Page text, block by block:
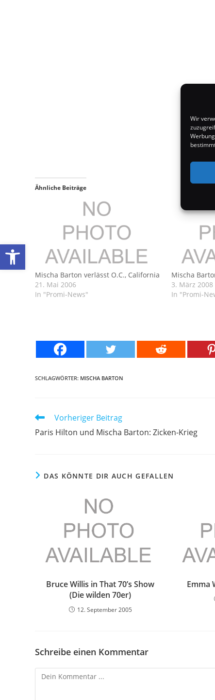
Werkzeugleiste öffnen
Wir
Ähnliche Beiträge
Mischa Barton verlässt O.C., California
21. Mai 2006
In "Promi-News"
Mischa
3. März 2008
In "Promi-
SCHLAGWÖRTER: MISCHA BARTON
Weitere
ansehen
Vorheriger Beitrag
Paris Hilton und Mischa Barton: Zicken-Krieg
DAS KÖNNTE DIR AUCH GEFALLEN
Bruce Willis in That 70’s Show
(Die wilden 70er)
12. September 2005
Emma
Schreibe einen Kommentar
Kommentieren